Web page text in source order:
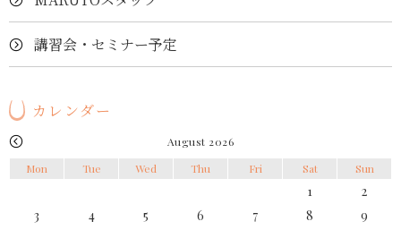
講習会・セミナー予定
カレンダー
August 2026
Mon
Tue Wed Thu Fri Sat Sun
1
2
3
4 5 6 7 8
9